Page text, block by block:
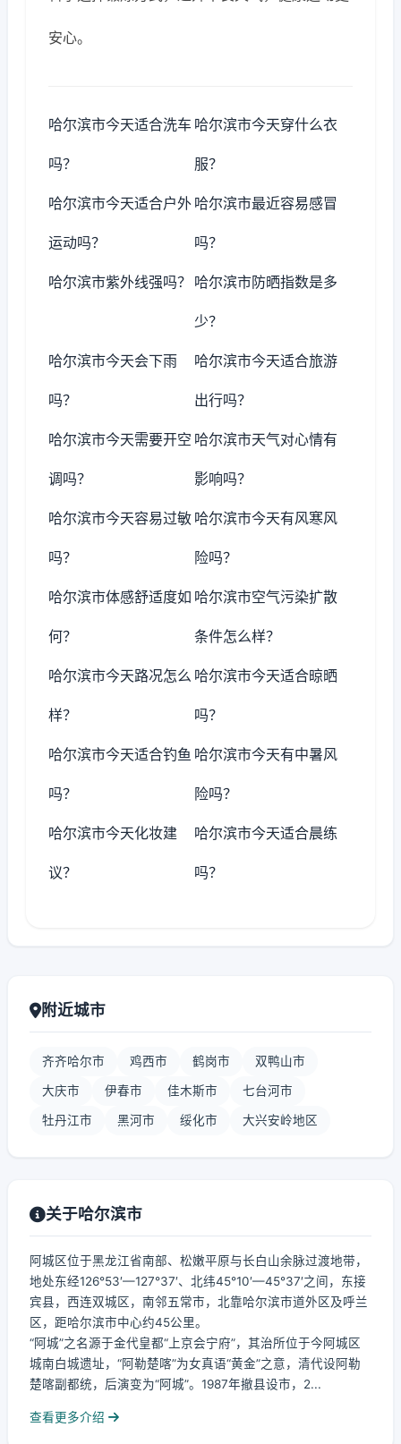
安心。
哈尔滨市今天适合洗车
吗？
哈尔滨市今天穿什么衣
服？
哈尔滨市今天适合户外
运动吗？
哈尔滨市最近容易感冒
吗？
哈尔滨市紫外线强吗？ 哈尔滨市防晒指数是多
少？
哈尔滨市今天会下雨
吗？
哈尔滨市今天适合旅游
出行吗？
哈尔滨市今天需要开空
调吗？
哈尔滨市天气对心情有
影响吗？
哈尔滨市今天容易过敏
吗？
哈尔滨市今天有风寒风
险吗？
哈尔滨市体感舒适度如
何？
哈尔滨市空气污染扩散
条件怎么样？
哈尔滨市今天路况怎么
样？
哈尔滨市今天适合晾晒
吗？
哈尔滨市今天适合钓鱼
吗？
哈尔滨市今天有中暑风
险吗？
哈尔滨市今天化妆建
议？
哈尔滨市今天适合晨练
吗？
附近城市
齐齐哈尔市 鸡西市 鹤岗市 双鸭山市
大庆市 伊春市 佳木斯市 七台河市
牡丹江市 黑河市 绥化市 大兴安岭地区
关于哈尔滨市
阿城区位于黑龙江省南部、松嫩平原与长白山余脉过渡地带，
地处东经126°53′—127°37′、北纬45°10′—45°37′之间，东接
宾县，西连双城区，南邻五常市，北靠哈尔滨市道外区及呼兰
区，距哈尔滨市中心约45公里。
“阿城”之名源于金代皇都“上京会宁府”，其治所位于今阿城区
城南白城遗址，“阿勒楚喀”为女真语“黄金”之意，清代设阿勒
楚喀副都统，后演变为“阿城”。1987年撤县设市，2...
查看更多介绍